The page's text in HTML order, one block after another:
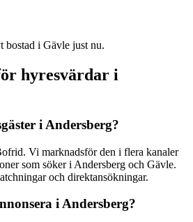
bostad i Gävle just nu.
hyresvärdar i
i Andersberg?
Vi marknadsför den i flera kanaler
som söker i Andersberg och Gävle.
och direktansökningar.
i Andersberg?